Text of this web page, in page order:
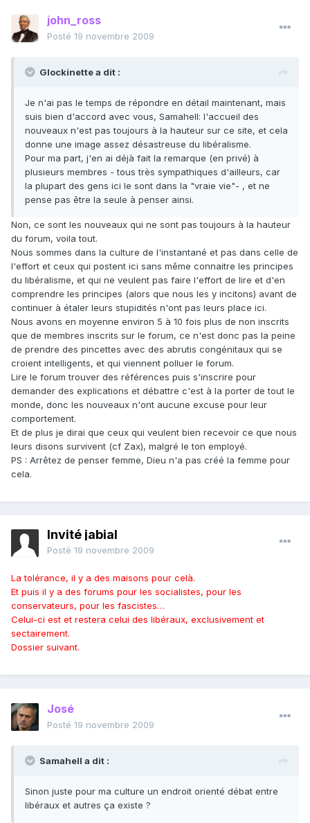
john_ross
Posté 19 novembre 2009
Glockinette a dit :
Je n'ai pas le temps de répondre en détail maintenant, mais
suis bien d'accord avec vous, Samahell: l'accueil des
nouveaux n'est pas toujours à la hauteur sur ce site, et cela
donne une image assez désastreuse du libéralisme.
Pour ma part, j'en ai déjà fait la remarque (en privé) à
plusieurs membres - tous très sympathiques d'ailleurs, car
la plupart des gens ici le sont dans la "vraie vie"- , et ne
pense pas être la seule à penser ainsi.
Non, ce sont les nouveaux qui ne sont pas toujours à la hauteur
du forum, voila tout.
Nous sommes dans la culture de l'instantané et pas dans celle de
l'effort et ceux qui postent ici sans même connaitre les principes
du libéralisme, et qui ne veulent pas faire l'effort de lire et d'en
comprendre les principes (alors que nous les y incitons) avant de
continuer à étaler leurs stupidités n'ont pas leurs place ici.
Nous avons en moyenne environ 5 à 10 fois plus de non inscrits
que de membres inscrits sur le forum, ce n'est donc pas la peine
de prendre des pincettes avec des abrutis congénitaux qui se
croient intelligents, et qui viennent polluer le forum.
Lire le forum trouver des références puis s'inscrire pour
demander des explications et débattre c'est à la porter de tout le
monde, donc les nouveaux n'ont aucune excuse pour leur
comportement.
Et de plus je dirai que ceux qui veulent bien recevoir ce que nous
leurs disons survivent (cf Zax), malgré le ton employé.
PS : Arrêtez de penser femme, Dieu n'a pas créé la femme pour
cela.
Invité jabial
Posté 19 novembre 2009
La tolérance, il y a des maisons pour celà.
Et puis il y a des forums pour les socialistes, pour les
conservateurs, pour les fascistes…
Celui-ci est et restera celui des libéraux, exclusivement et
sectairement.
Dossier suivant.
José
Posté 19 novembre 2009
Samahell a dit :
Sinon juste pour ma culture un endroit orienté débat entre
libéraux et autres ça existe ?